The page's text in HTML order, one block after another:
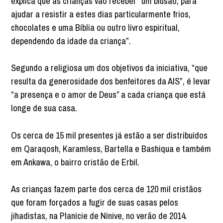
ajudar a resistir a estes dias particularmente frios,
chocolates e uma Bíblia ou outro livro espiritual,
dependendo da idade da criança”.
Segundo a religiosa um dos objetivos da iniciativa, “que
resulta da generosidade dos benfeitores da AIS”, é levar
“a presença e o amor de Deus” a cada criança que está
longe de sua casa.
Os cerca de 15 mil presentes já estão a ser distribuídos
em Qaraqosh, Karamless, Bartella e Bashiqua e também
em Ankawa, o bairro cristão de Erbil.
As crianças fazem parte dos cerca de 120 mil cristãos
que foram forçados a fugir de suas casas pelos
jihadistas, na Planície de Nínive, no verão de 2014.